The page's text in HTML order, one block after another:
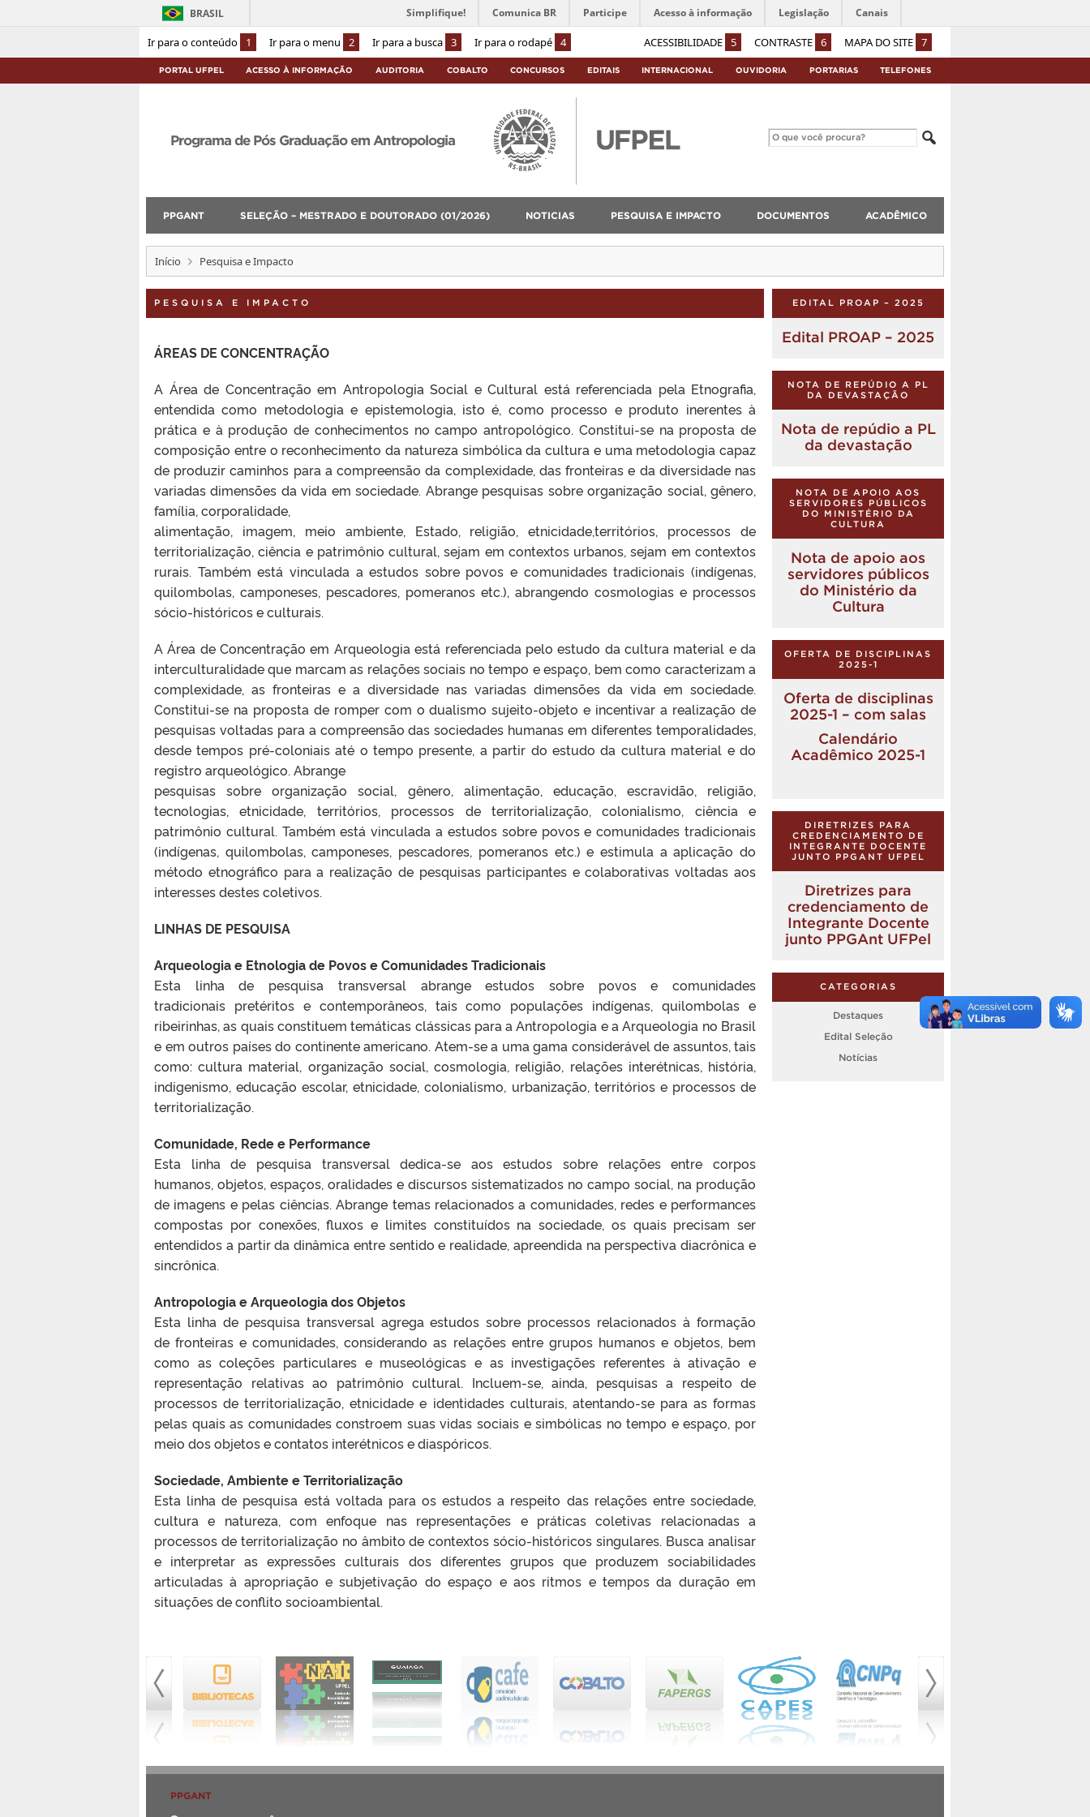
Ir para o conteúdo 1 Ir para o menu 2 Ir para a busca 3 Ir para o rodapé 4 ACESSIBILIDADE 5 CONTRASTE 6 MAPA DO SITE 7
BRASIL Simplifique! Comunica BR Participe Acesso à informação Legislação Canais
PORTAL UFPEL ACESSO À INFORMAÇÃO AUDITORIA COBALTO CONCURSOS EDITAIS INTERNACIONAL OUVIDORIA PORTARIAS TELEFONES
Programa de Pós Graduação em Antropologia
PPGANT SELEÇÃO – MESTRADO E DOUTORADO (01/2026) NOTICIAS PESQUISA E IMPACTO DOCUMENTOS ACADÊMICO
Início Pesquisa e Impacto
PESQUISA E IMPACTO
ÁREAS DE CONCENTRAÇÃO
A Área de Concentração em Antropologia Social e Cultural está referenciada pela Etnografia,
entendida como metodologia e epistemologia, isto é, como processo e produto inerentes à
prática e à produção de conhecimentos no campo antropológico. Constitui-se na proposta de
composição entre o reconhecimento da natureza simbólica da cultura e uma metodologia capaz
de produzir caminhos para a compreensão da complexidade, das fronteiras e da diversidade nas
variadas dimensões da vida em sociedade. Abrange pesquisas sobre organização social, gênero,
família, corporalidade,
alimentação, imagem, meio ambiente, Estado, religião, etnicidade,territórios, processos de
territorialização, ciência e patrimônio cultural, sejam em contextos urbanos, sejam em contextos
rurais. Também está vinculada a estudos sobre povos e comunidades tradicionais (indígenas,
quilombolas, camponeses, pescadores, pomeranos etc.), abrangendo cosmologias e processos
sócio-históricos e culturais.
A Área de Concentração em Arqueologia está referenciada pelo estudo da cultura material e da
interculturalidade que marcam as relações sociais no tempo e espaço, bem como caracterizam a
complexidade, as fronteiras e a diversidade nas variadas dimensões da vida em sociedade.
Constitui-se na proposta de romper com o dualismo sujeito-objeto e incentivar a realização de
pesquisas voltadas para a compreensão das sociedades humanas em diferentes temporalidades,
desde tempos pré-coloniais até o tempo presente, a partir do estudo da cultura material e do
registro arqueológico. Abrange
pesquisas sobre organização social, gênero, alimentação, educação, escravidão, religião,
tecnologias, etnicidade, territórios, processos de territorialização, colonialismo, ciência e
patrimônio cultural. Também está vinculada a estudos sobre povos e comunidades tradicionais
(indígenas, quilombolas, camponeses, pescadores, pomeranos etc.) e estimula a aplicação do
método etnográfico para a realização de pesquisas participantes e colaborativas voltadas aos
interesses destes coletivos.
LINHAS DE PESQUISA
Arqueologia e Etnologia de Povos e Comunidades Tradicionais
Esta linha de pesquisa transversal abrange estudos sobre povos e comunidades
tradicionais pretéritos e contemporâneos, tais como populações indígenas, quilombolas e
ribeirinhas, as quais constituem temáticas clássicas para a Antropologia e a Arqueologia no Brasil
e em outros países do continente americano. Atem-se a uma gama considerável de assuntos, tais
como: cultura material, organização social, cosmologia, religião, relações interétnicas, história,
indigenismo, educação escolar, etnicidade, colonialismo, urbanização, territórios e processos de
territorialização.
Comunidade, Rede e Performance
Esta linha de pesquisa transversal dedica-se aos estudos sobre relações entre corpos
humanos, objetos, espaços, oralidades e discursos sistematizados no campo social, na produção
de imagens e pelas ciências. Abrange temas relacionados a comunidades, redes e performances
compostas por conexões, fluxos e limites constituídos na sociedade, os quais precisam ser
entendidos a partir da dinâmica entre sentido e realidade, apreendida na perspectiva diacrônica e
sincrônica.
Antropologia e Arqueologia dos Objetos
Esta linha de pesquisa transversal agrega estudos sobre processos relacionados à formação
de fronteiras e comunidades, considerando as relações entre grupos humanos e objetos, bem
como as coleções particulares e museológicas e as investigações referentes à ativação e
representação relativas ao patrimônio cultural. Incluem-se, ainda, pesquisas a respeito de
processos de territorialização, etnicidade e identidades culturais, atentando-se para as formas
pelas quais as comunidades constroem suas vidas sociais e simbólicas no tempo e espaço, por
meio dos objetos e contatos interétnicos e diaspóricos.
Sociedade, Ambiente e Territorialização
Esta linha de pesquisa está voltada para os estudos a respeito das relações entre sociedade,
cultura e natureza, com enfoque nas representações e práticas coletivas relacionadas a
processos de territorialização no âmbito de contextos sócio-históricos singulares. Busca analisar
e interpretar as expressões culturais dos diferentes grupos que produzem sociabilidades
articuladas à apropriação e subjetivação do espaço e aos ritmos e tempos da duração em
situações de conflito socioambiental.
EDITAL PROAP – 2025
Edital PROAP – 2025
NOTA DE REPÚDIO A PL
DA DEVASTAÇÃO
Nota de repúdio a PL
da devastação
NOTA DE APOIO AOS
SERVIDORES PÚBLICOS
DO MINISTÉRIO DA
CULTURA
Nota de apoio aos
servidores públicos
do Ministério da
Cultura
OFERTA DE DISCIPLINAS
2025-1
Oferta de disciplinas
2025-1 – com salas
Calendário
Acadêmico 2025-1
DIRETRIZES PARA
CREDENCIAMENTO DE
INTEGRANTE DOCENTE
JUNTO PPGANT UFPEL
Diretrizes para
credenciamento de
Integrante Docente
junto PPGAnt UFPel
CATEGORIAS
Destaques
Edital Seleção
Notícias
PPGANT